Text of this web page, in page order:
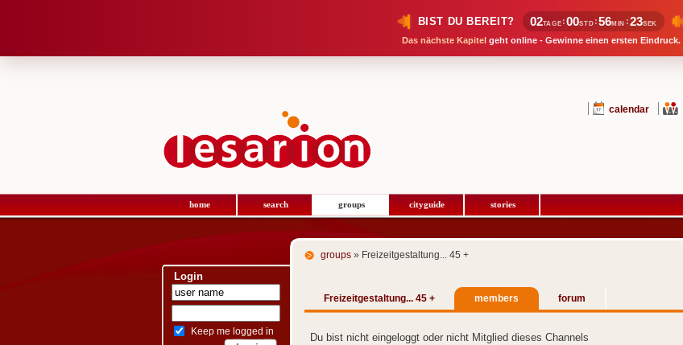
BIST DU BEREIT? 02TAGE :00STD :56MIN :23SEK
Das nächste Kapitel geht online - Gewinne einen ersten Eindruck.
calendar
home search groups cityguide stories
Login
Keep me logged in
groups » Freizeitgestaltung... 45 +
Freizeitgestaltung... 45 + members forum
Du bist nicht eingeloggt oder nicht Mitglied dieses Channels